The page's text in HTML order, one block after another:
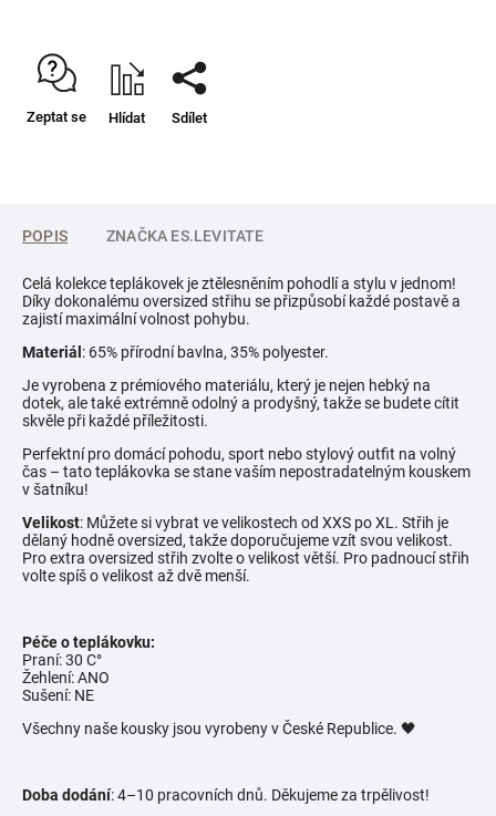
Zeptat se Hlídat Sdílet
POPIS ZNAČKA ES.LEVITATE
Celá kolekce teplákovek je ztělesněním pohodlí a stylu v jednom!
Díky dokonalému oversized střihu se přizpůsobí každé postavě a
zajistí maximální volnost pohybu.
Materiál : 65% přírodní bavlna, 35% polyester.
Je vyrobena z prémiového materiálu, který je nejen hebký na
dotek, ale také extrémně odolný a prodyšný, takže se budete cítit
skvěle při každé příležitosti.
Perfektní pro domácí pohodu, sport nebo stylový outfit na volný
čas – tato teplákovka se stane vaším nepostradatelným kouskem
v šatníku!
Velikost: Můžete si vybrat ve velikostech od XXS po XL. Střih je
dělaný hodně oversized, takže doporučujeme vzít svou velikost.
Pro extra oversized střih zvolte o velikost větší. Pro padnoucí střih
volte spíš o velikost až dvě menší.
Péče o teplákovku:
Praní: 30 C°
Žehlení: ANO
Sušení: NE
Všechny naše kousky jsou vyrobeny v České Republice. 🖤
Doba dodání: 4–10 pracovních dnů. Děkujeme za trpělivost!